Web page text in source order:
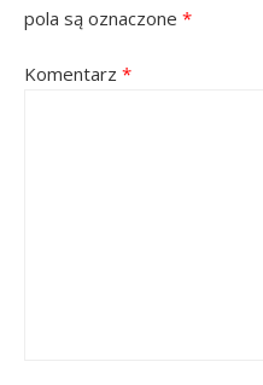
pola są oznaczone *
Komentarz *